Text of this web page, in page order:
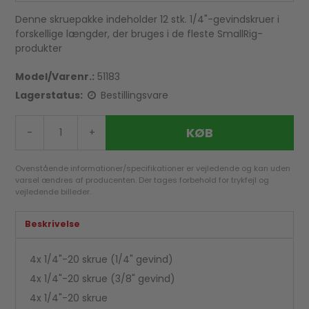
Denne skruepakke indeholder 12 stk. 1/4"-gevindskruer i
forskellige længder, der bruges i de fleste SmallRig-
produkter
Model/Varenr.: 51183
Lagerstatus:
Bestillingsvare
- + KØB
Ovenstående informationer/specifikationer er vejledende og kan uden
varsel ændres af producenten. Der tages forbehold for trykfejl og
vejledende billeder.
Beskrivelse
4x 1/4"-20 skrue (1/4" gevind)
4x 1/4"-20 skrue (3/8" gevind)
4x 1/4"-20 skrue